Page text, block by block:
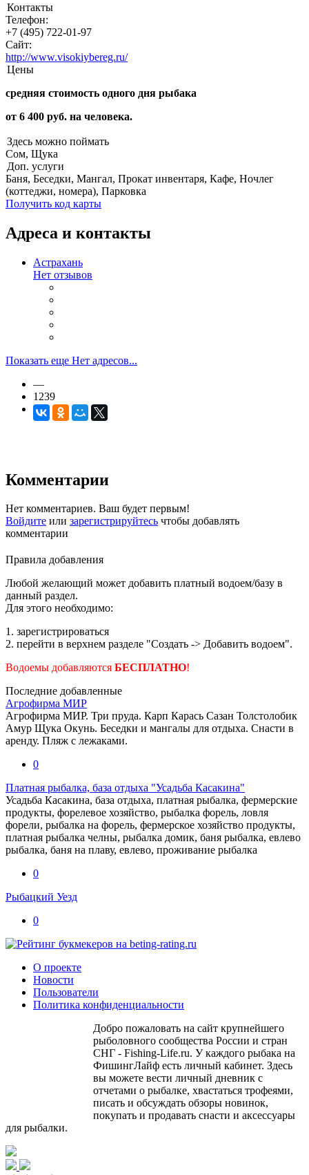
Контакты
Телефон:
+7 (495) 722-01-97
Сайт:
http://www.visokiybereg.ru/
Цены
средняя стоимость одного дня рыбака
от 6 400 руб. на человека.
Здесь можно поймать
Сом, Щука
Доп. услуги
Баня, Беседки, Мангал, Прокат инвентаря, Кафе, Ночлег
(коттеджи, номера), Парковка
Получить код карты
Адреса и контакты
Астрахань
Нет отзывов
Показать еще Нет адресов...
—
1239
Комментарии
Нет комментариев. Ваш будет первым!
Войдите или зарегистрируйтесь чтобы добавлять
комментарии
Правила добавления
Любой желающий может добавить платный водоем/базу в
данный раздел.
Для этого необходимо:
1. зарегистрироваться
2. перейти в верхнем разделе "Создать -> Добавить водоем".
Водоемы добавляются БЕСПЛАТНО!
Последние добавленные
Агрофирма МИР
Агрофирма МИР. Три пруда. Карп Карась Сазан Толстолобик
Амур Щука Окунь. Беседки и мангалы для отдыха. Снасти в
аренду. Пляж с лежаками.
0
Платная рыбалка, база отдыха "Усадьба Касакина"
Усадьба Касакина, база отдыха, платная рыбалка, фермерские
продукты, форелевое хозяйство, рыбалка форель, ловля
форели, рыбалка на форель, фермерское хозяйство продукты,
платная рыбалка челны, рыбалка домик, баня рыбалка, евлево
рыбалка, баня на плаву, евлево, проживание рыбалка
0
Рыбацкий Уезд
0
О проекте
Новости
Пользователи
Политика конфиденциальности
Добро пожаловать на сайт крупнейшего
рыболовного сообщества России и стран
СНГ - Fishing-Life.ru. У каждого рыбака на
ФишингЛайф есть личный кабинет. Здесь
вы можете вести личный дневник с
отчетами о рыбалке, хвастаться трофеями,
писать и обсуждать обзоры новинок,
покупать и продавать снасти и аксессуары
для рыбалки.